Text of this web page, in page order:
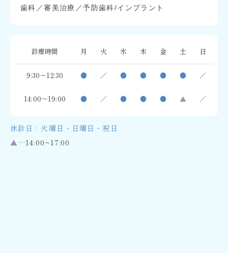
歯科／審美治療／予防歯科/インプラント
診療時間 月 火 水 木 金 土 日
9:30～12:30 ● ／ ● ● ● ● ／
14:00～19:00 ● ／ ● ● ● ▲ ／
休診日：火曜日・日曜日・祝日
▲ …14:00~17:00